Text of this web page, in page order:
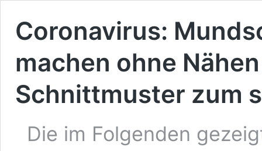
Coronavirus:
machen ohne
Schnittmuster zum
Die im Folgenden